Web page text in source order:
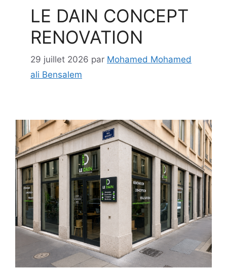
LE DAIN CONCEPT
RENOVATION
29 juillet 2026 par Mohamed Mohamed
ali Bensalem